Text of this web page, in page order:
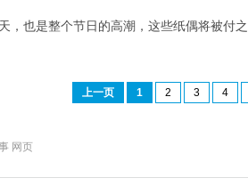
也是整个节日的高潮，这些纸偶将被付
上一页 1 2 3 4
网页